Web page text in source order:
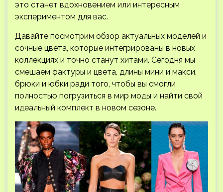
это станет вдохновением или интересным
экспериментом для вас.
Давайте посмотрим обзор актуальных моделей и
сочные цвета, которые интегрированы в новых
коллекциях и точно станут хитами. Сегодня мы
смешаем фактуры и цвета, длины мини и макси,
брюки и юбки ради того, чтобы вы смогли
полностью погрузиться в мир моды и найти свой
идеальный комплект в новом сезоне.